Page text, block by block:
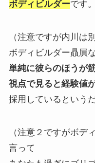
ボディビルダーです。
（注意ですが内川は
ボディビルダー贔屓
単純に彼らのほうが
視点で見ると経験値
採用しているという
（注意２ですがボデ
言って